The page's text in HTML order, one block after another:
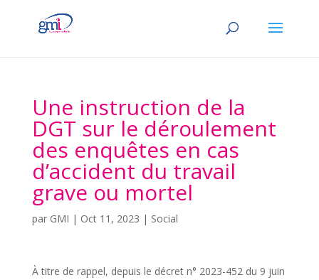
Une instruction de la
DGT sur le déroulement
des enquêtes en cas
d’accident du travail
grave ou mortel
par GMI | Oct 11, 2023 | Social
À titre de rappel, depuis le décret n° 2023-452 du 9 juin